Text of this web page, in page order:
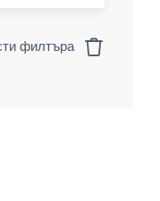
филтъра